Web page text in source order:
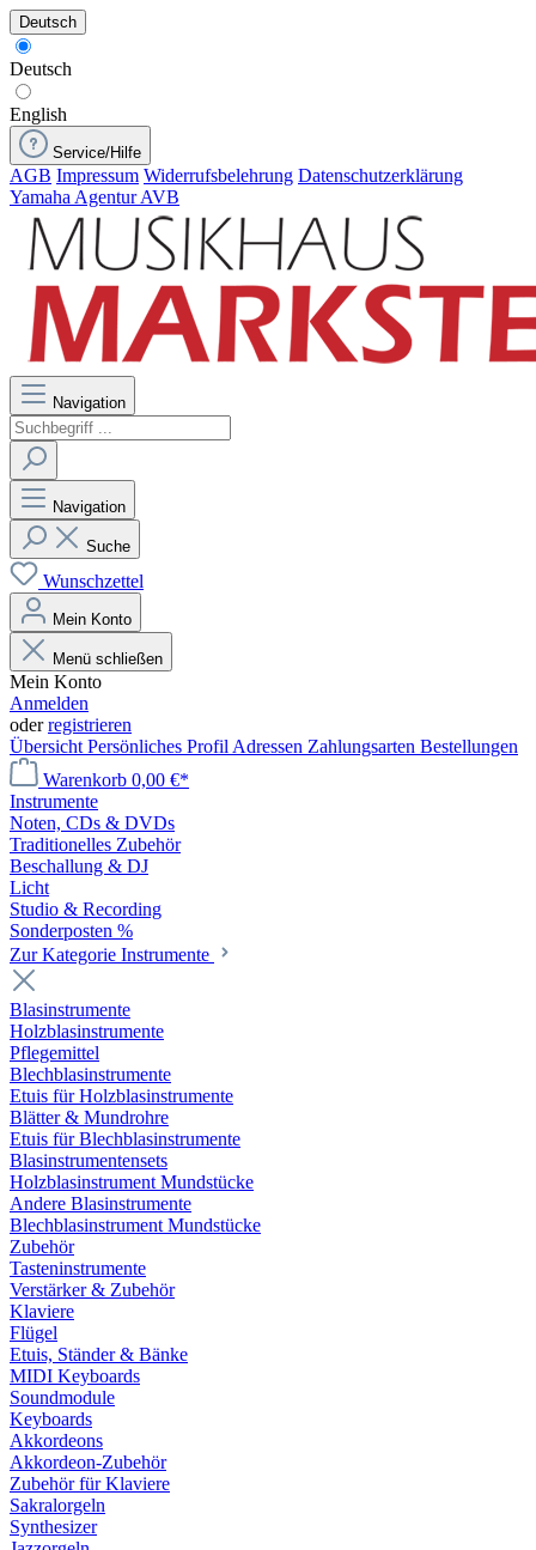
Deutsch
Deutsch
English
Service/Hilfe
AGB Impressum Widerrufsbelehrung Datenschutzerklärung
Yamaha Agentur AVB
Navigation
Navigation
Suche
Wunschzettel
Mein Konto
Menü schließen
Mein Konto
Anmelden
oderregistrieren
Übersicht Persönliches Profil Adressen Zahlungsarten Bestellungen
Warenkorb 0,00 €*
Instrumente
Noten, CDs & DVDs
Traditionelles Zubehör
Beschallung & DJ
Licht
Studio & Recording
Sonderposten %
Zur Kategorie Instrumente
Blasinstrumente
Holzblasinstrumente
Pflegemittel
Blechblasinstrumente
Etuis für Holzblasinstrumente
Blätter & Mundrohre
Etuis für Blechblasinstrumente
Blasinstrumentensets
Holzblasinstrument Mundstücke
Andere Blasinstrumente
Blechblasinstrument Mundstücke
Zubehör
Tasteninstrumente
Verstärker & Zubehör
Klaviere
Flügel
Etuis, Ständer & Bänke
MIDI Keyboards
Soundmodule
Keyboards
Akkordeons
Akkordeon-Zubehör
Zubehör für Klaviere
Sakralorgeln
Synthesizer